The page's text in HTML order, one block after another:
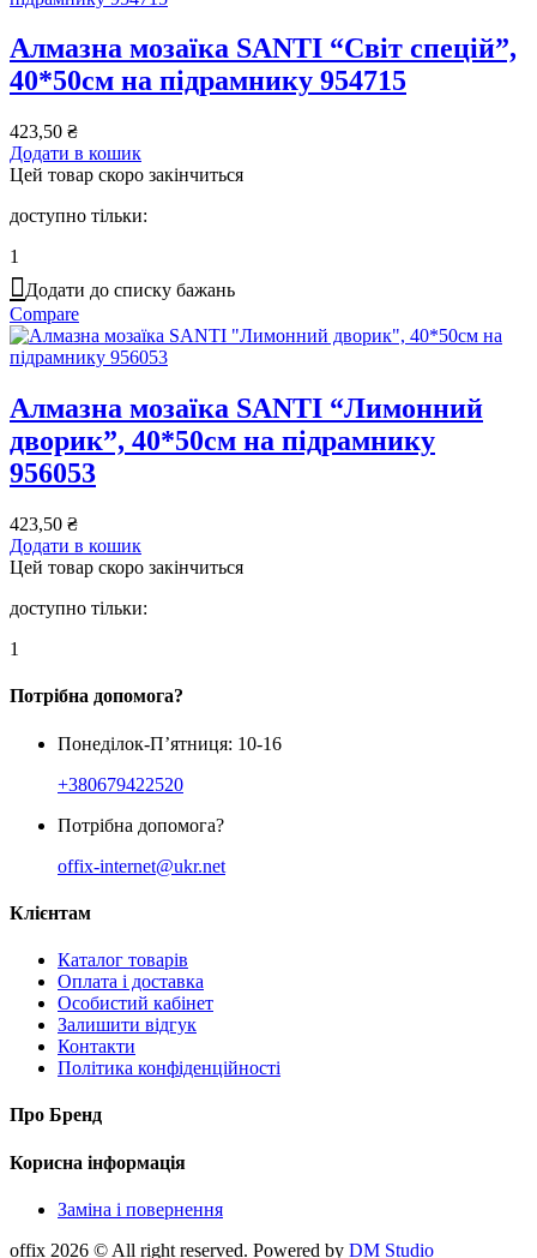
Алмазна мозаїка SANTI “Світ спецій”,
40*50см на підрамнику 954715
423,50 ₴
Додати в кошик
Цей товар скоро закінчиться
доступно тільки:
1
Додати до списку бажань
Compare
Алмазна мозаїка SANTI “Лимонний
дворик”, 40*50см на підрамнику
956053
423,50 ₴
Додати в кошик
Цей товар скоро закінчиться
доступно тільки:
1
Потрібна допомога?
Понеділок-П’ятниця: 10-16
+380679422520
Потрібна допомога?
offix-internet@ukr.net
Клієнтам
Каталог товарів
Оплата і доставка
Особистий кабінет
Залишити відгук
Контакти
Політика конфіденційності
Про Бренд
Корисна інформація
Заміна і повернення
offix 2026 © All right reserved. Powered by DM Studio